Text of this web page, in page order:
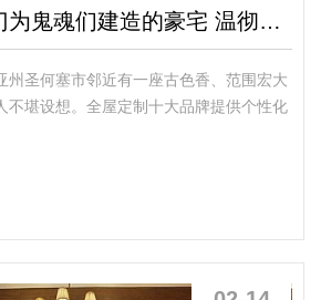
全屋定制：专门为鬼魂们建造的豪宅 温彻斯特神秘屋(组图)
圣何塞市邻近有一座古色香、范围宏大
不堪设想。全屋定制十大品牌提供个性化
体衣柜、整体书柜、酒柜、鞋柜、电视
墙衣柜、整体家具等多种称谓的产品均属
随着社会的发展，科技的日新月异，消
味的提高，家具在讲究实用的基础上，其